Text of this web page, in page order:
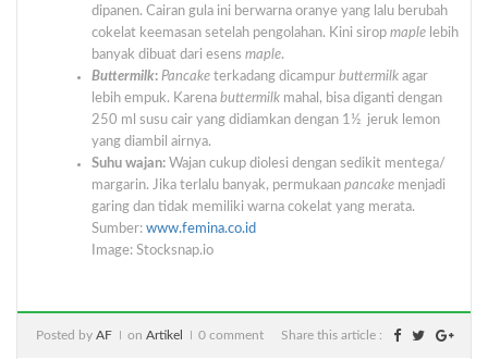
dipanen. Cairan gula ini berwarna oranye yang lalu berubah
cokelat keemasan setelah pengolahan. Kini sirop maple lebih
banyak dibuat dari esens maple.
Buttermilk: Pancake terkadang dicampur buttermilk agar
lebih empuk. Karena buttermilk mahal, bisa diganti dengan
250 ml susu cair yang didiamkan dengan 1½ jeruk lemon
yang diambil airnya.
Suhu wajan: Wajan cukup diolesi dengan sedikit mentega/
margarin. Jika terlalu banyak, permukaan pancake menjadi
garing dan tidak memiliki warna cokelat yang merata.
Sumber: www.femina.co.id
Image: Stocksnap.io
Posted by AF on Artikel 0 comment Share this article :